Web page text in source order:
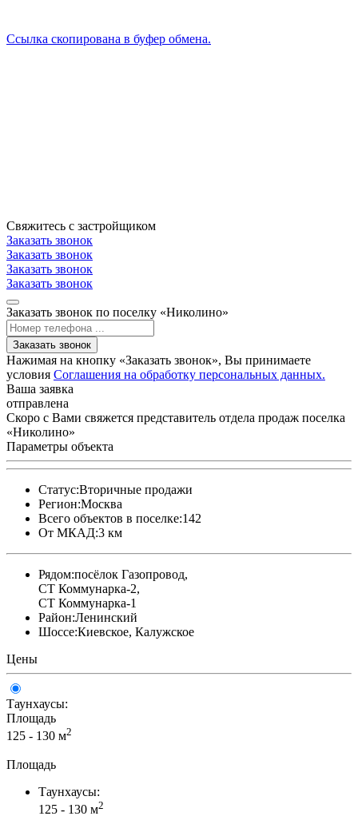
Ссылка скопирована в буфер обмена.
Свяжитесь с застройщиком
Заказать звонок
Заказать звонок
Заказать звонок
Заказать звонок
Заказать звонок по поселку «Николино»
Заказать звонок
Нажимая на кнопку «Заказать звонок», Вы принимаете
условия Соглашения на обработку персональных данных.
Ваша заявка
отправлена
Скоро с Вами свяжется представитель отдела продаж поселка
«Николино»
Параметры объекта
Статус:Вторичные продажи
Регион:Москва
Всего объектов в поселке:142
От МКАД:3 км
Рядом:посёлок Газопровод,
СТ Коммунарка-2,
СТ Коммунарка-1
Район:Ленинский
Шоссе:Киевское, Калужское
Цены
Таунхаусы:
Площадь
125 - 130 м2
Площадь
Таунхаусы:
125 - 130 м2